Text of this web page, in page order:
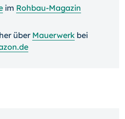
im Rohbau-Magazin
über Mauerwerk bei